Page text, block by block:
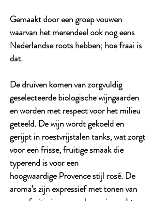
Gemaakt door een groep vouwen
waarvan het merendeel ook nog eens
Nederlandse roots hebben; hoe fraai is
dat.
De druiven komen van zorgvuldig
geselecteerde biologische wijngaarden
en worden met respect voor het milieu
geteeld. De wijn wordt gekoeld en
gerijpt in roestvrijstalen tanks, wat zorgt
voor een frisse, fruitige smaak die
typerend is voor een
hoogwaardige Provence stijl rosé. De
aroma’s zijn expressief met tonen van